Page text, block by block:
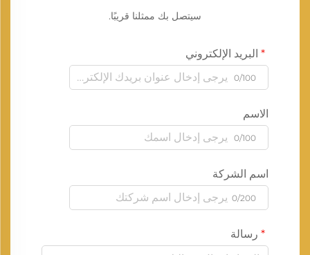
سيتصل بك ممثلنا قريبًا.
البريد الإلكتروني
0/100
الاسم
0/100
اسم الشركة
0/200
رسالة